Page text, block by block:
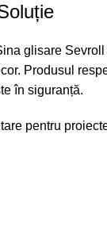
glisare
Produsul
în siguranță.
pentru